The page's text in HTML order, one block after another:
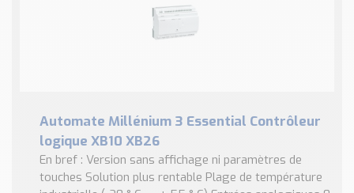
Automate Millénium 3 Essential Contrôleur
logique XB10 XB26
En bref : Version sans affichage ni paramètres de
touches Solution plus rentable Plage de température